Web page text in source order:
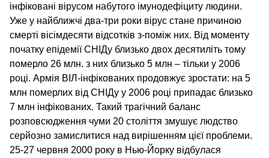
інфіковані вірусом набутого імунодефіциту людини.
Уже у найближчі два-три роки вірус стане причиною
смерті вісімдесяти відсотків з-поміж них. Від моменту
початку епідемії СНІДу близько двох десятиліть тому
померло 26 млн. з них близько 5 млн – тільки у 2006
році. Армія ВІЛ-інфікованих продовжує зростати: на 5
млн померлих від СНІДу у 2006 році припадає близько
7 млн інфікованих. Такий трагічний баланс
розповсюдження чуми 20 століття змушує людство
серйозно замислитися над вирішенням цієї проблеми.
25-27 червня 2000 року в Нью-Йорку відбулася